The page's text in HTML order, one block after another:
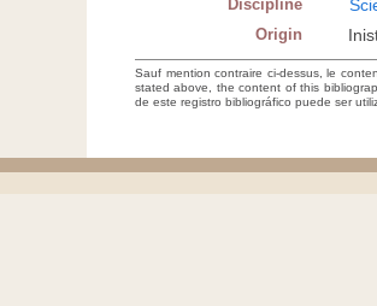
Discipline
Origin
Sauf mention contraire ci-dessus, le
stated above, the content of this
de este registro bibliográfico puede ser